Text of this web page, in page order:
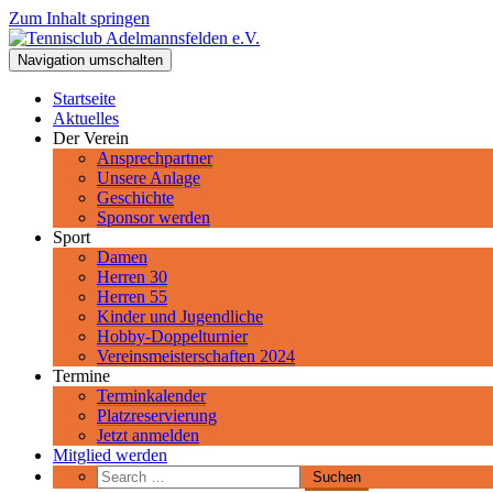
Zum Inhalt springen
Tennisclub Adelmannsfelden e.V.
Spiel, Satz und Sieg! Herzlich Willkommen beim Tennisclub
Navigation umschalten
Startseite
Aktuelles
Der Verein
Ansprechpartner
Unsere Anlage
Geschichte
Sponsor werden
Sport
Damen
Herren 30
Herren 55
Kinder und Jugendliche
Hobby-Doppelturnier
Vereinsmeisterschaften 2024
Termine
Terminkalender
Platzreservierung
Jetzt anmelden
Mitglied werden